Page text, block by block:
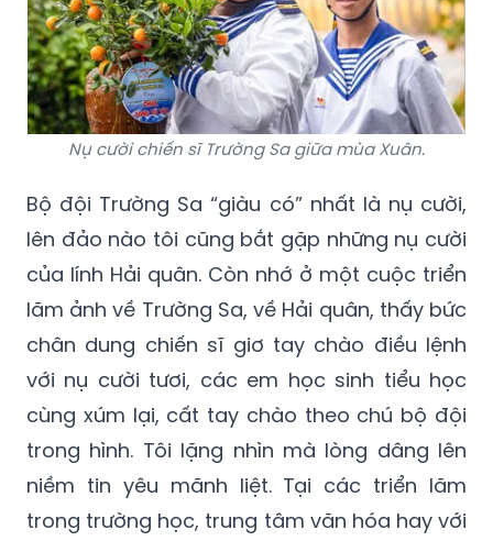
Nụ cười chiến sĩ Trường Sa giữa mùa Xuân.
Bộ đội Trường Sa “giàu có” nhất là nụ cười,
lên đảo nào tôi cũng bắt gặp những nụ cười
của lính Hải quân. Còn nhớ ở một cuộc triển
lãm ảnh về Trường Sa, về Hải quân, thấy bức
chân dung chiến sĩ giơ tay chào điều lệnh
với nụ cười tươi, các em học sinh tiểu học
cùng xúm lại, cất tay chào theo chú bộ đội
trong hình. Tôi lặng nhìn mà lòng dâng lên
niềm tin yêu mãnh liệt. Tại các triển lãm
trong trường học, trung tâm văn hóa hay với